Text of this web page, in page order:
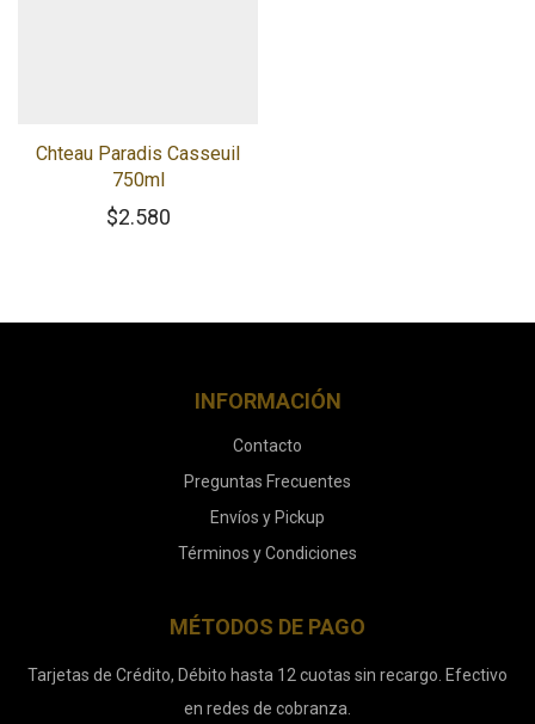
Chteau Paradis Casseuil
750ml
$2.580
INFORMACIÓN
Contacto
Preguntas Frecuentes
Envíos y Pickup
Términos y Condiciones
MÉTODOS DE PAGO
Tarjetas de Crédito, Débito hasta 12 cuotas sin recargo. Efectivo
en redes de cobranza.